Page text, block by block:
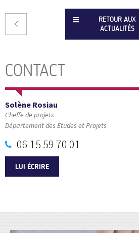
RETOUR AUX
ACTUALITÉS
CONTACT
Solène Rosiau
Cheffe de projets
Département des Etudes et Projets
06 15 59 70 01
LUI ÉCRIRE